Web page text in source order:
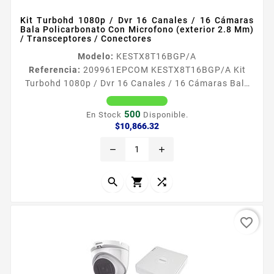
Kit Turbohd 1080p / Dvr 16 Canales / 16 Cámaras
Bala Policarbonato Con Microfono (exterior 2.8 Mm)
/ Transceptores / Conectores
Modelo: KESTX8T16BGP/A
Referencia: 209961 EPCOM KESTX8T16BGP/A Kit
Turbohd 1080p / Dvr 16 Canales / 16 Cámaras Bala
Policarbonato Con Microfono (exterior 2.8 Mm) /
Transceptores / Conectores KESTX8T16BGPA El KIT
incluye 1 x DVR216GK1CS 16 x B8TURBOG2PA 1 x
Garantiacutea 5 antildeos 1 x DVR216GK1CS
Analogico IP AHD Soporta audio en todos sus...
En Stock 500 Disponible.
$10,866.32Precio
remove add
  
favorite_border